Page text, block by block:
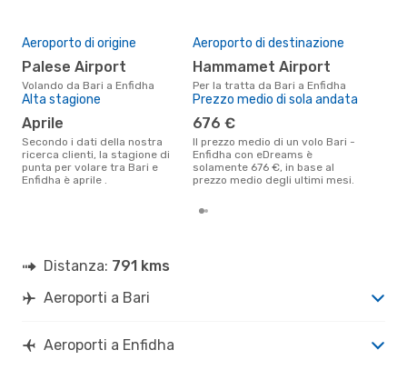
Aeroporto di origine
Palese Airport
Volando da Bari a Enfidha
Aeroporto di destinazione
Hammamet Airport
Per la tratta da Bari a Enfidha
Alta stagione
aprile
Secondo i dati della nostra
ricerca clienti, la stagione di
punta per volare tra Bari e
Enfidha è aprile .
Prezzo medio di sola andata
676 €
Il prezzo medio di un volo Bari -
Enfidha con eDreams è
solamente 676 €, in base al
prezzo medio degli ultimi mesi.
Distanza: 791 kms
Aeroporti a Bari
Aeroporti a Enfidha